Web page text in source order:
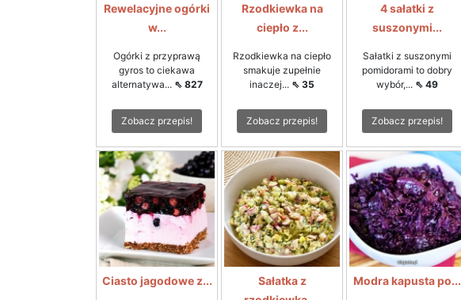
Rewelacyjne ogórki
w...
Ogórki z przyprawą
gyros to ciekawa
alternatywa... ⇖ 827
Zobacz przepis!
Rzodkiewka na
ciepło z...
Rzodkiewka na ciepło
smakuje zupełnie
inaczej... ⇖ 35
Zobacz przepis!
4 sałatki z
suszonymi...
Sałatki z suszonymi
pomidorami to dobry
wybór,... ⇖ 49
Zobacz przepis!
Ciasto jagodowe z...
Sałatka z
Modra kapusta po...